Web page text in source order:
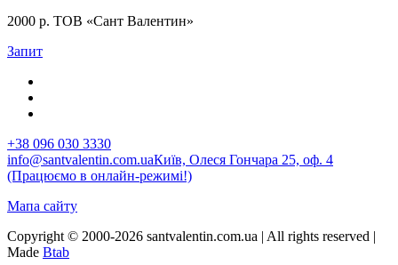
2000 р. ТОВ «Сант Валентин»
Запит
+38 096 030 3330
info@santvalentin.com.uaКиїв, Олеся Гончара 25, оф. 4
(Працюємо в онлайн-режимі!)
Мапа сайту
Copyright © 2000-2026 santvalentin.com.ua | All rights reserved |
Made Btab